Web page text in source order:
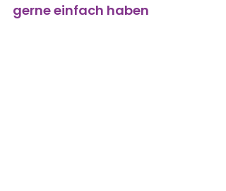
gerne einfach haben